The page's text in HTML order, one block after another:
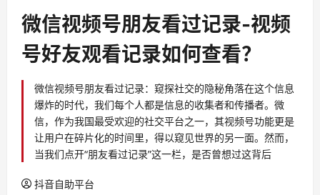
微信视频号朋友看过记录-视频
号好友观看记录如何查看？
微信视频号朋友看过记录：窥探社交的隐秘角落在这个信息
爆炸的时代，我们每个人都是信息的收集者和传播者。微
信，作为我国最受欢迎的社交平台之一，其视频号功能更是
让用户在碎片化的时间里，得以窥见世界的另一面。然而，
当我们点开“朋友看过记录”这一栏，是否曾想过这背后
抖音自助平台